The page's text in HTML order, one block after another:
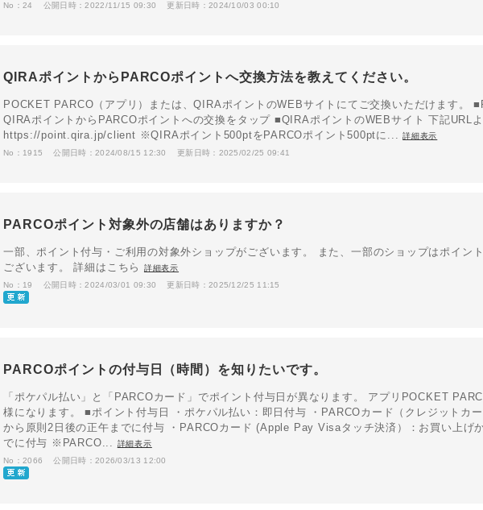
No：24
公開日時：2022/11/15 09:30 更新日時：2024/10/03 00:10
QIRAポイントからPARCOポイントへ交換方法を教えてください。
POCKET PARCO（アプリ）または、QIRAポイントのWEBサイトにてご交換いただけます。
QIRAポイントからPARCOポイントへの交換をタップ ■QIRAポイントのWEBサイト 下記URLよ
https://point.qira.jp/client ※QIRAポイント500ptをPARCOポイント500ptに...詳細表示
No：1915
公開日時：2024/08/15 12:30 更新日時：2025/02/25 09:41
PARCOポイント対象外の店舗はありますか？
一部、ポイント付与・ご利用の対象外ショップがございます。 また、一部のショップはポイン
ございます。 詳細はこちら
詳細表示
No：19
公開日時：2024/03/01 09:30 更新日時：2025/12/25 11:15
PARCOポイントの付与日（時間）を知りたいです。
「ポケパル払い」と「PARCOカード」でポイント付与日が異なります。 アプリPOCKET
様になります。 ■ポイント付与日 ・ポケパル払い：即日付与 ・PARCOカード（クレジットカ
から原則2日後の正午までに付与 ・PARCOカード (Apple Pay Visaタッチ決済）：お買い上げ
でに付与 ※PARCO...
詳細表示
No：2066
公開日時：2026/03/13 12:00